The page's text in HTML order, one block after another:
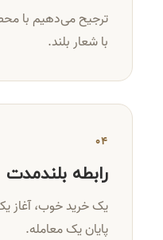
ترجیح می‌دهیم با
با شعار بلند.
۰۴
رابطه بلندمدت
یک خرید خوب، آغاز
پایان یک معامله.